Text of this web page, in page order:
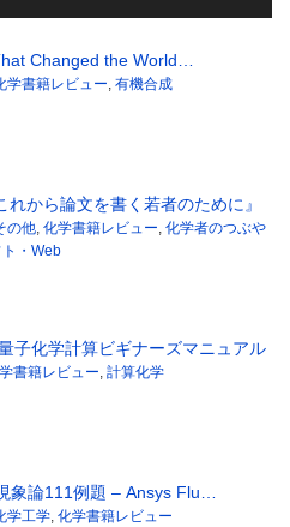
Changed the World…
学書籍レビュー, 有機合成
れから論文を書く若者のために』
の他, 化学書籍レビュー, 化学者のつぶや
・Web
子化学計算ビギナーズマニュアル
書籍レビュー, 計算化学
象論111例題 – Ansys Flu…
学工学, 化学書籍レビュー